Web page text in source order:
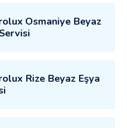
Osmaniye Beyaz
Rize Beyaz Eşya